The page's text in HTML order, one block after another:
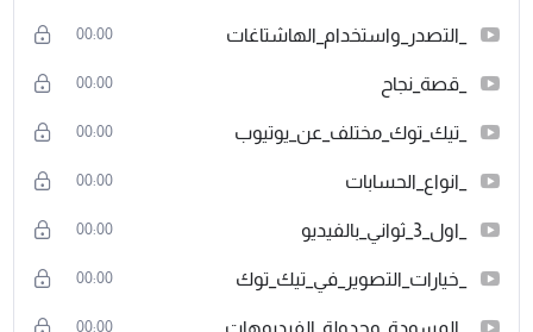
_التصدر_واستخدام_الهاشتاغات 00:00
_قصة_نجاح 00:00
_تيك_توك_مختلف_عن_يوتيوب 00:00
_انواع_الحسابات 00:00
_اول_3_ثواني_بالفيديو 00:00
_خيارات_التصوير_في_تيك_توك 00:00
_المسودة_وجدولة_الفيديوهات 00:00